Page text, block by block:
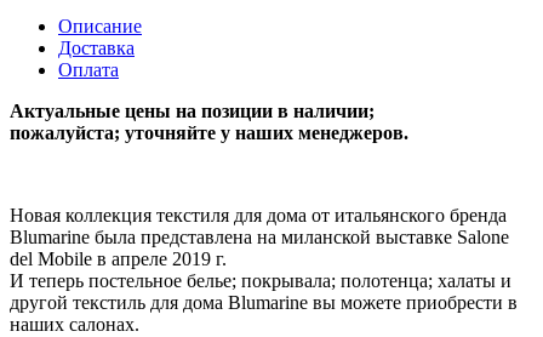
Описание
Доставка
Оплата
Актуальные цены на позиции в наличии;
пожалуйста; уточняйте у наших менеджеров.
Новая коллекция текстиля для дома от итальянского бренда
Blumarine была представлена на миланской выставке Salone
del Mobile в апреле 2019 г.
И теперь постельное белье; покрывала; полотенца; халаты и
другой текстиль для дома Blumarine вы можете приобрести в
наших салонах.